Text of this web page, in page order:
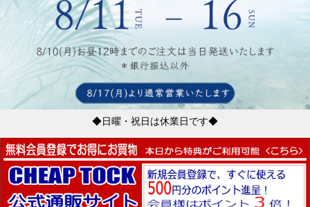
◆日曜・祝日は休業日です◆